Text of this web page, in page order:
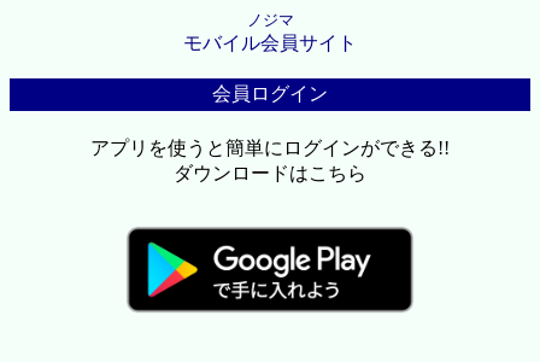
ノジマ
モバイル会員サイト
会員ログイン
アプリを使うと簡単にログインができる!!
ダウンロードはこちら